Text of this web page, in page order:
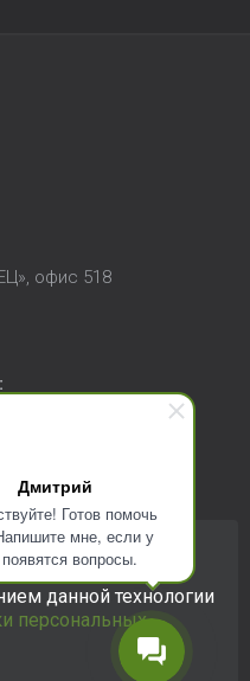
Дмитрий
Готов помочь
мне, если у
вопросы.
офис 518
ksk24.ruсоздан
целях и любая информация
Политика в
для улучшения
сайт, вы
данной технологии
персональных